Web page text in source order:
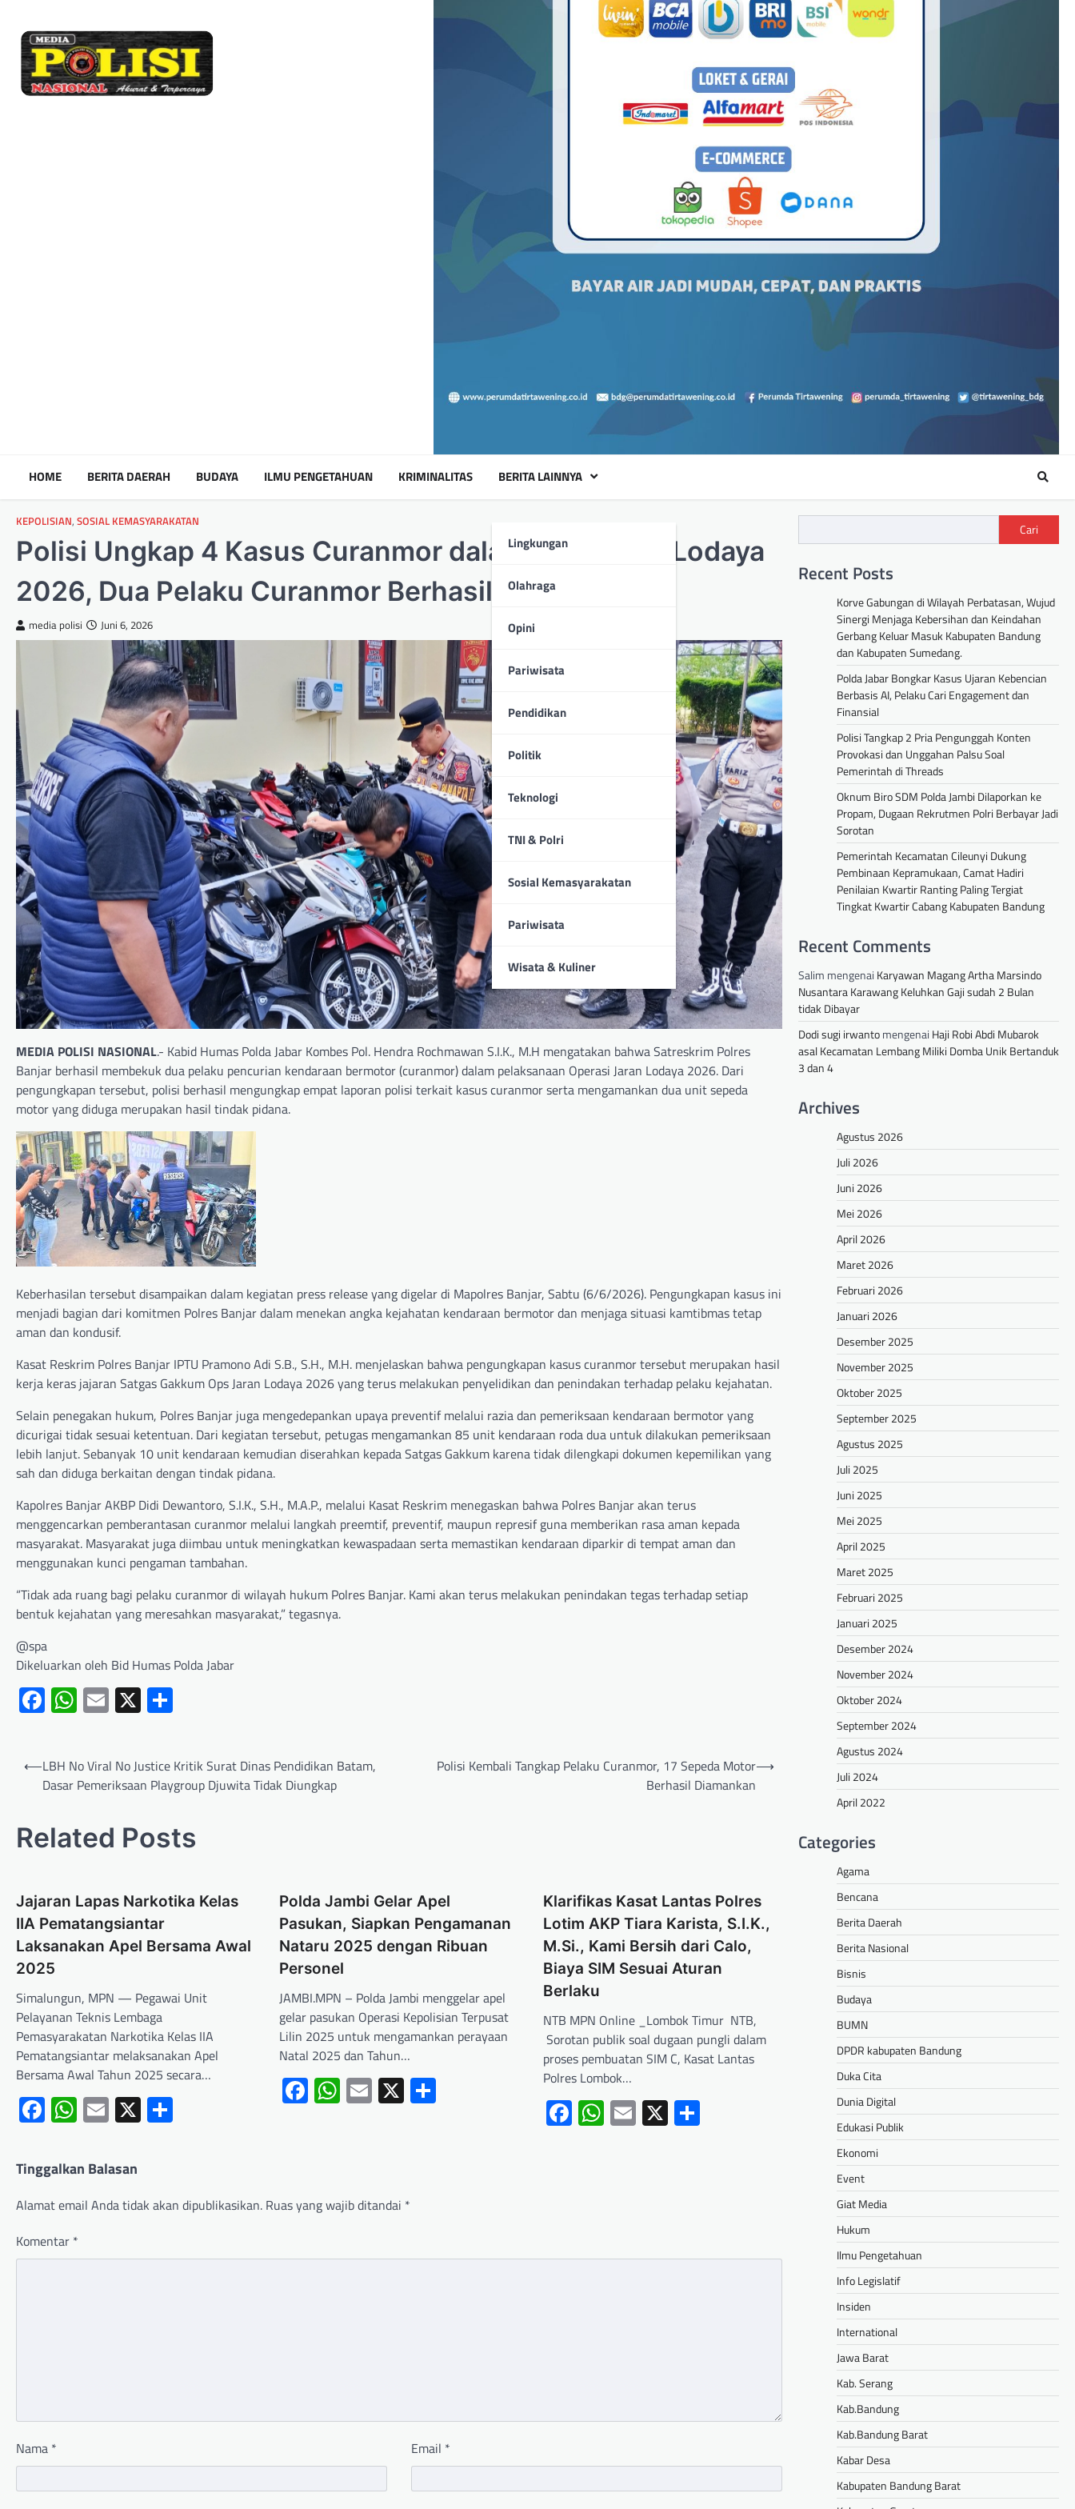
HOME BERITA DAERAH BUDAYA ILMU PENGETAHUAN KRIMINALITAS BERITA LAINNYA
Lingkungan
Olahraga
Opini
Pariwisata
Pendidikan
Politik
Teknologi
TNI & Polri
Sosial Kemasyarakatan
Pariwisata
Wisata & Kuliner
KEPOLISIAN, SOSIAL KEMASYARAKATAN
Polisi Ungkap 4 Kasus Curanmor dalam Ops Jaran Lodaya
2026, Dua Pelaku Curanmor Berhasil Dibekuk
media polisi Juni 6, 2026
MEDIA POLISI NASIONAL.- Kabid Humas Polda Jabar Kombes Pol. Hendra Rochmawan S.I.K., M.H mengatakan bahwa Satreskrim Polres
Banjar berhasil membekuk dua pelaku pencurian kendaraan bermotor (curanmor) dalam pelaksanaan Operasi Jaran Lodaya 2026. Dari
pengungkapan tersebut, polisi berhasil mengungkap empat laporan polisi terkait kasus curanmor serta mengamankan dua unit sepeda
motor yang diduga merupakan hasil tindak pidana.
Keberhasilan tersebut disampaikan dalam kegiatan press release yang digelar di Mapolres Banjar, Sabtu (6/6/2026). Pengungkapan kasus ini
menjadi bagian dari komitmen Polres Banjar dalam menekan angka kejahatan kendaraan bermotor dan menjaga situasi kamtibmas tetap
aman dan kondusif.
Kasat Reskrim Polres Banjar IPTU Pramono Adi S.B., S.H., M.H. menjelaskan bahwa pengungkapan kasus curanmor tersebut merupakan hasil
kerja keras jajaran Satgas Gakkum Ops Jaran Lodaya 2026 yang terus melakukan penyelidikan dan penindakan terhadap pelaku kejahatan.
Selain penegakan hukum, Polres Banjar juga mengedepankan upaya preventif melalui razia dan pemeriksaan kendaraan bermotor yang
dicurigai tidak sesuai ketentuan. Dari kegiatan tersebut, petugas mengamankan 85 unit kendaraan roda dua untuk dilakukan pemeriksaan
lebih lanjut. Sebanyak 10 unit kendaraan kemudian diserahkan kepada Satgas Gakkum karena tidak dilengkapi dokumen kepemilikan yang
sah dan diduga berkaitan dengan tindak pidana.
Kapolres Banjar AKBP Didi Dewantoro, S.I.K., S.H., M.A.P., melalui Kasat Reskrim menegaskan bahwa Polres Banjar akan terus
menggencarkan pemberantasan curanmor melalui langkah preemtif, preventif, maupun represif guna memberikan rasa aman kepada
masyarakat. Masyarakat juga diimbau untuk meningkatkan kewaspadaan serta memastikan kendaraan diparkir di tempat aman dan
menggunakan kunci pengaman tambahan.
“Tidak ada ruang bagi pelaku curanmor di wilayah hukum Polres Banjar. Kami akan terus melakukan penindakan tegas terhadap setiap
bentuk kejahatan yang meresahkan masyarakat,” tegasnya.
@spa
Dikeluarkan oleh Bid Humas Polda Jabar
Facebook
WhatsApp
Email
X
⟵LBH No Viral No Justice Kritik Surat Dinas Pendidikan Batam,
Dasar Pemeriksaan Playgroup Djuwita Tidak Diungkap
Polisi Kembali Tangkap Pelaku Curanmor, 17 Sepeda Motor
Berhasil Diamankan
⟶
Related Posts
Jajaran Lapas Narkotika Kelas
IIA Pematangsiantar
Laksanakan Apel Bersama Awal
2025
Simalungun, MPN — Pegawai Unit
Pelayanan Teknis Lembaga
Pemasyarakatan Narkotika Kelas IIA
Pematangsiantar melaksanakan Apel
Bersama Awal Tahun 2025 secara…
Facebook
WhatsApp
Email
X
Polda Jambi Gelar Apel
Pasukan, Siapkan Pengamanan
Nataru 2025 dengan Ribuan
Personel
JAMBI.MPN – Polda Jambi menggelar apel
gelar pasukan Operasi Kepolisian Terpusat
Lilin 2025 untuk mengamankan perayaan
Natal 2025 dan Tahun…
Facebook
WhatsApp
Email
X
Klarifikas Kasat Lantas Polres
Lotim AKP Tiara Karista, S.I.K.,
M.Si., Kami Bersih dari Calo,
Biaya SIM Sesuai Aturan
Berlaku
NTB MPN Online _Lombok Timur NTB,
Sorotan publik soal dugaan pungli dalam
proses pembuatan SIM C, Kasat Lantas
Polres Lombok…
Facebook
WhatsApp
Email
X Share
Tinggalkan Balasan
Alamat email Anda tidak akan dipublikasikan. Ruas yang wajib ditandai *
Komentar *
Nama * Email *
Cari
Recent Posts
Korve Gabungan di Wilayah Perbatasan, Wujud
Sinergi Menjaga Kebersihan dan Keindahan
Gerbang Keluar Masuk Kabupaten Bandung
dan Kabupaten Sumedang.
Polda Jabar Bongkar Kasus Ujaran Kebencian
Berbasis AI, Pelaku Cari Engagement dan
Finansial
Polisi Tangkap 2 Pria Pengunggah Konten
Provokasi dan Unggahan Palsu Soal
Pemerintah di Threads
Oknum Biro SDM Polda Jambi Dilaporkan ke
Propam, Dugaan Rekrutmen Polri Berbayar Jadi
Sorotan
Pemerintah Kecamatan Cileunyi Dukung
Pembinaan Kepramukaan, Camat Hadiri
Penilaian Kwartir Ranting Paling Tergiat
Tingkat Kwartir Cabang Kabupaten Bandung
Recent Comments
Salim mengenai Karyawan Magang Artha Marsindo
Nusantara Karawang Keluhkan Gaji sudah 2 Bulan
tidak Dibayar
Dodi sugi irwantomengenai Haji Robi Abdi Mubarok
asal Kecamatan Lembang Miliki Domba Unik Bertanduk
3 dan 4
Archives
Agustus 2026
Juli 2026
Juni 2026
Mei 2026
April 2026
Maret 2026
Februari 2026
Januari 2026
Desember 2025
November 2025
Oktober 2025
September 2025
Agustus 2025
Juli 2025
Juni 2025
Mei 2025
April 2025
Maret 2025
Februari 2025
Januari 2025
Desember 2024
November 2024
Oktober 2024
September 2024
Agustus 2024
Juli 2024
April 2022
Categories
Agama
Bencana
Berita Daerah
Berita Nasional
Bisnis
Budaya
BUMN
DPDR kabupaten Bandung
Duka Cita
Dunia Digital
Edukasi Publik
Ekonomi
Event
Giat Media
Hukum
Ilmu Pengetahuan
Info Legislatif
Insiden
International
Jawa Barat
Kab. Serang
Kab.Bandung
Kab.Bandung Barat
Kabar Desa
Kabupaten Bandung Barat